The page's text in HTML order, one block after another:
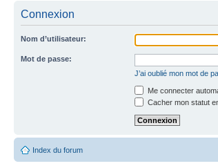
Connexion
Nom d’utilisateur:
Mot de passe:
J’ai oublié mon mot de
Me connecter
Cacher mon statut
Index du forum